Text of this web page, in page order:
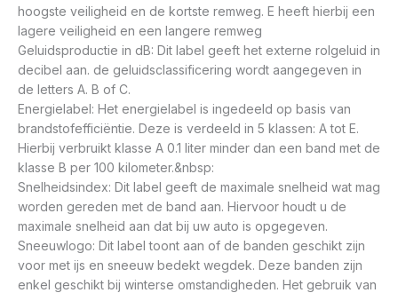
hoogste veiligheid en de kortste remweg. E heeft hierbij een
lagere veiligheid en een langere remweg
Geluidsproductie in dB: Dit label geeft het externe rolgeluid in
decibel aan. de geluidsclassificering wordt aangegeven in
de letters A. B of C.
Energielabel: Het energielabel is ingedeeld op basis van
brandstofefficiëntie. Deze is verdeeld in 5 klassen: A tot E.
Hierbij verbruikt klasse A 0.1 liter minder dan een band met de
klasse B per 100 kilometer.&nbsp:
Snelheidsindex: Dit label geeft de maximale snelheid wat mag
worden gereden met de band aan. Hiervoor houdt u de
maximale snelheid aan dat bij uw auto is opgegeven.
Sneeuwlogo: Dit label toont aan of de banden geschikt zijn
voor met ijs en sneeuw bedekt wegdek. Deze banden zijn
enkel geschikt bij winterse omstandigheden. Het gebruik van